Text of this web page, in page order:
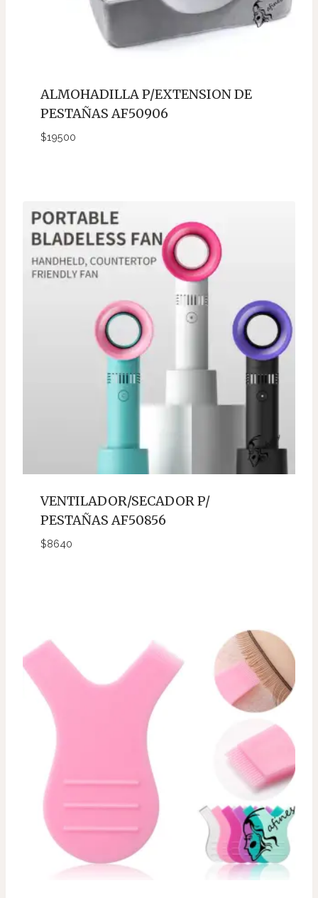
ALMOHADILLA P/EXTENSION DE
PESTAÑAS AF50906
$19500
VENTILADOR/SECADOR P/
PESTAÑAS AF50856
$8640